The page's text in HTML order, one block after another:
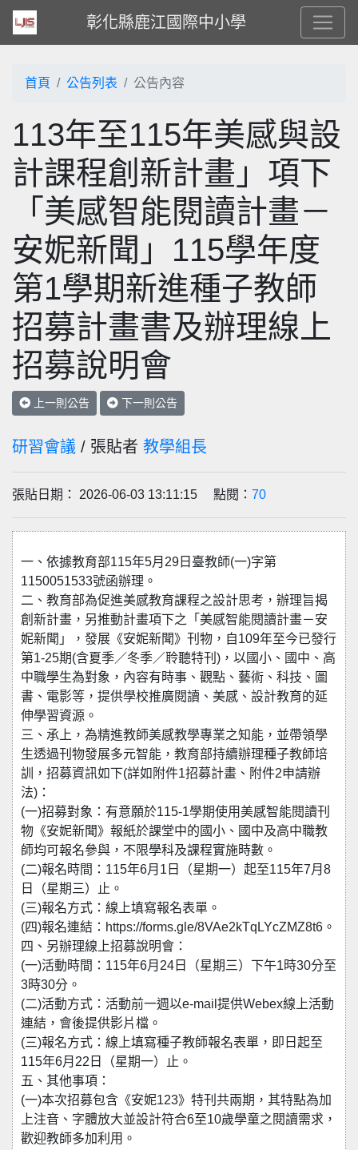
彰化縣鹿江國際中小學
首頁 公告列表 公告內容
113年至115年美感與設
計課程創新計畫」項下
「美感智能閱讀計畫－
安妮新聞」115學年度
第1學期新進種子教師
招募計畫書及辦理線上
招募說明會
上一則公告 下一則公告
研習會議 / 張貼者 教學組長
張貼日期： 2026-06-03 13:11:15 點閱： 70
一、依據教育部115年5月29日臺教師(一)字第
1150051533號函辦理。
二、教育部為促進美感教育課程之設計思考，辦理旨揭
創新計畫，另推動計畫項下之「美感智能閱讀計畫－安
妮新聞」，發展《安妮新聞》刊物，自109年至今已發行
第1-25期(含夏季／冬季／聆聽特刊)，以國小、國中、高
中職學生為對象，內容有時事、觀點、藝術、科技、圖
書、電影等，提供學校推廣閱讀、美感、設計教育的延
伸學習資源。
三、承上，為精進教師美感教學專業之知能，並帶領學
生透過刊物發展多元智能，教育部持續辦理種子教師培
訓，招募資訊如下(詳如附件1招募計畫、附件2申請辦
法)：
(一)招募對象：有意願於115-1學期使用美感智能閱讀刊
物《安妮新聞》報紙於課堂中的國小、國中及高中職教
師均可報名參與，不限學科及課程實施時數。
(二)報名時間：115年6月1日（星期一）起至115年7月8
日（星期三）止。
(三)報名方式：線上填寫報名表單。
(四)報名連結：https://forms.gle/8VAe2kTqLYcZMZ8t6。
四、另辦理線上招募說明會：
(一)活動時間：115年6月24日（星期三）下午1時30分至
3時30分。
(二)活動方式：活動前一週以e-mail提供Webex線上活動
連結，會後提供影片檔。
(三)報名方式：線上填寫種子教師報名表單，即日起至
115年6月22日（星期一）止。
五、其他事項：
(一)本次招募包含《安妮123》特刊共兩期，其特點為加
上注音、字體放大並設計符合6至10歲學童之閱讀需求，
歡迎教師多加利用。